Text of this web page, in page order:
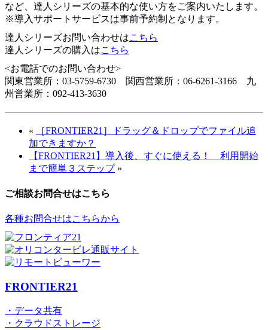
など、達人シリーズの基本的な使い方をご案内いたします。
※導入サポートサービスは事前予約制となります。
達人シリーズお問い合わせはこちら
達人シリーズの購入はこちら
<お電話でのお問い合わせ>
関東営業所：03-5759-6730 関西営業所：06-6261-3166 九
州営業所：092-413-3630
«
［FRONTIER21］ドラッグ＆ドロップでファイル追
加できますか？
【FRONTIER21】導入後、すぐに使える！ 利用開始
まで簡単３ステップ»
ご相談お問合せはこちら
各種お問合せはこちらから
FRONTIER21
・データ共有
・クラウドストレージ